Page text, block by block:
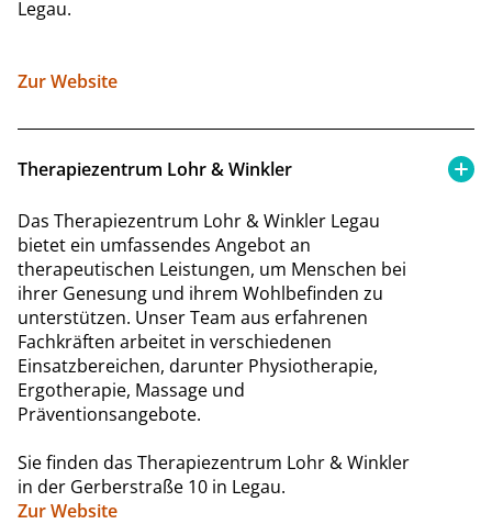
Legau.
Zur Website
Therapiezentrum Lohr & Winkler
Das Therapiezentrum Lohr & Winkler Legau
bietet ein umfassendes Angebot an
therapeutischen Leistungen, um Menschen bei
ihrer Genesung und ihrem Wohlbefinden zu
unterstützen. Unser Team aus erfahrenen
Fachkräften arbeitet in verschiedenen
Einsatzbereichen, darunter Physiotherapie,
Ergotherapie, Massage und
Präventionsangebote.
Sie finden das Therapiezentrum Lohr & Winkler
in der Gerberstraße 10 in Legau.
Zur Website